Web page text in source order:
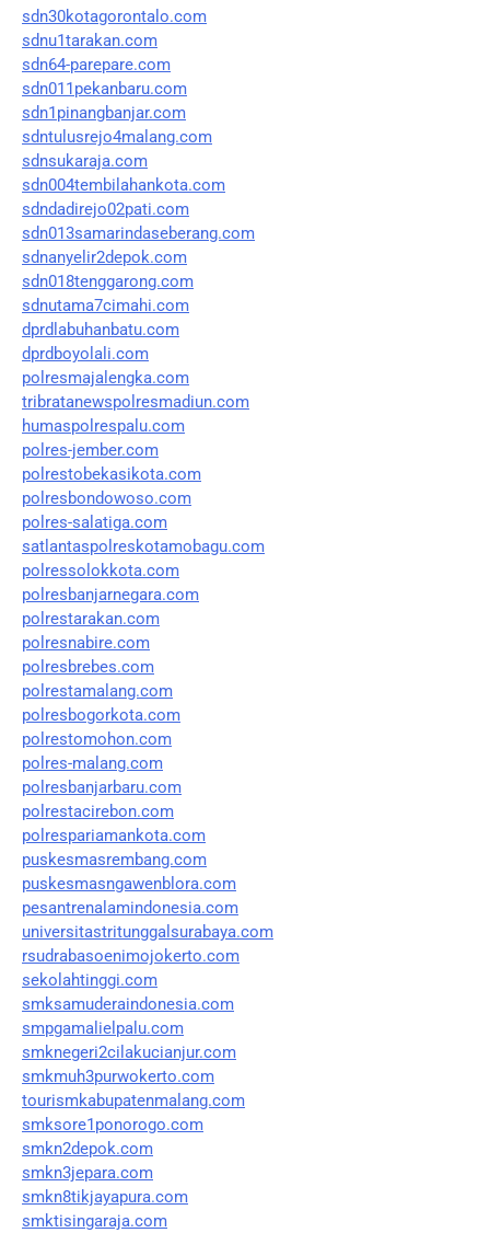
sdn30kotagorontalo.com
sdnu1tarakan.com
sdn64-parepare.com
sdn011pekanbaru.com
sdn1pinangbanjar.com
sdntulusrejo4malang.com
sdnsukaraja.com
sdn004tembilahankota.com
sdndadirejo02pati.com
sdn013samarindaseberang.com
sdnanyelir2depok.com
sdn018tenggarong.com
sdnutama7cimahi.com
dprdlabuhanbatu.com
dprdboyolali.com
polresmajalengka.com
tribratanewspolresmadiun.com
humaspolrespalu.com
polres-jember.com
polrestobekasikota.com
polresbondowoso.com
polres-salatiga.com
satlantaspolreskotamobagu.com
polressolokkota.com
polresbanjarnegara.com
polrestarakan.com
polresnabire.com
polresbrebes.com
polrestamalang.com
polresbogorkota.com
polrestomohon.com
polres-malang.com
polresbanjarbaru.com
polrestacirebon.com
polrespariamankota.com
puskesmasrembang.com
puskesmasngawenblora.com
pesantrenalamindonesia.com
universitastritunggalsurabaya.com
rsudrabasoenimojokerto.com
sekolahtinggi.com
smksamuderaindonesia.com
smpgamalielpalu.com
smknegeri2cilakucianjur.com
smkmuh3purwokerto.com
tourismkabupatenmalang.com
smksore1ponorogo.com
smkn2depok.com
smkn3jepara.com
smkn8tikjayapura.com
smktisingaraja.com